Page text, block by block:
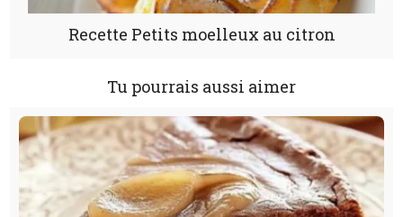
Recette Petits moelleux au citron
Tu pourrais aussi aimer